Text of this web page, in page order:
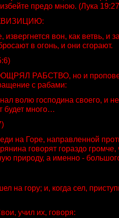
предо мною. (Лука
вон, как ветвь, и
в огонь, и они сгорают.
РАБСТВО, но и
с рабами:
волю господина своего, и
будет много…
на Горе, направленной
говорят гораздо громче,
природу, а именно -
на гору; и, когда сел,
учил их, говоря: